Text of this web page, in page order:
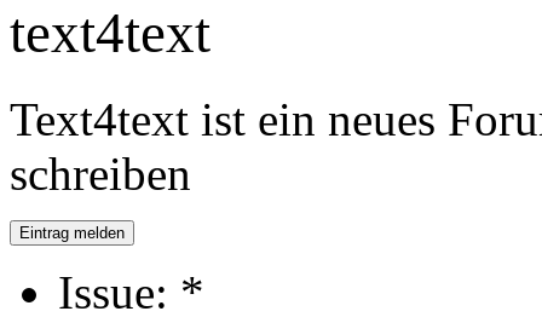
text4text
Text4text ist ein neues
schreiben
Eintrag melden
Issue: *